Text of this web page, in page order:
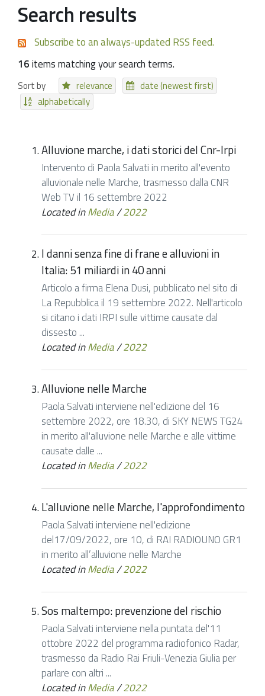
Search results
Subscribe to an always-updated RSS feed.
16items matching your search terms.
Sort by relevance
date (newest first)
alphabetically
Alluvione marche, i dati storici del Cnr-Irpi
Intervento di Paola Salvati in merito all'evento
alluvionale nelle Marche, trasmesso dalla CNR
Web TV il 16 settembre 2022
Located inMedia/2022
I danni senza fine di frane e alluvioni in
Italia: 51 miliardi in 40 anni
Articolo a firma Elena Dusi, pubblicato nel sito di
La Repubblica il 19 settembre 2022. Nell'articolo
si citano i dati IRPI sulle vittime causate dal
dissesto ...
Located inMedia/2022
Alluvione nelle Marche
Paola Salvati interviene nell'edizione del 16
settembre 2022, ore 18.30, di SKY NEWS TG24
in merito all'alluvione nelle Marche e alle vittime
causate dalle ...
Located inMedia/2022
L'alluvione nelle Marche, l'approfondimento
Paola Salvati interviene nell'edizione
del17/09/2022, ore 10, di RAI RADIOUNO GR1
in merito all’alluvione nelle Marche
Located inMedia/2022
Sos maltempo: prevenzione del rischio
Paola Salvati interviene nella puntata del'11
ottobre 2022 del programma radiofonico Radar,
trasmesso da Radio Rai Friuli-Venezia Giulia per
parlare con altri ...
Located inMedia/2022